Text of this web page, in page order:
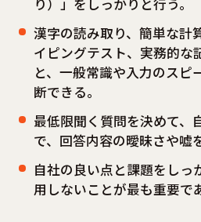
り）」をしっかりと行う。
漢字の読み取り、簡単な計
イピングテスト、実務的な
と、一般常識や入力のスピ
断できる。
最低限聞く質問を決めて、
で、回答内容の曖昧さや嘘
自社の良い点と課題をしっ
用しないことが最も重要で